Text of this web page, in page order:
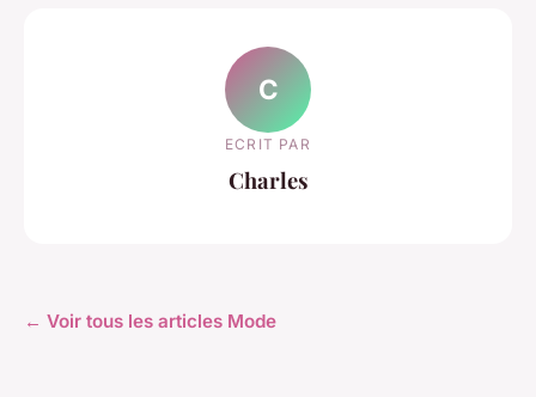
C
ECRIT PAR
Charles
← Voir tous les articles Mode